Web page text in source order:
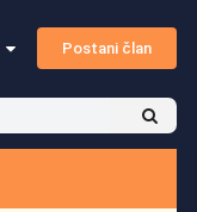
Postani član